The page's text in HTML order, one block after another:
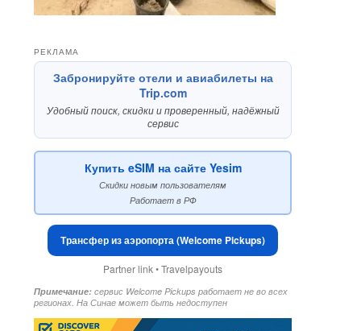
РЕКЛАМА
Забронируйте отели и авиабилеты на
Trip.com
Удобный поиск, скидки и проверенный, надёжный
сервис
Купить eSIM на сайте Yesim
Скидки новым пользователям
Работает в РФ
Трансфер из аэропорта (Welcome Pickups)
Partner link • Travelpayouts
Примечание: сервис Welcome Pickups работает не во всех
регионах. На Синае может быть недоступен